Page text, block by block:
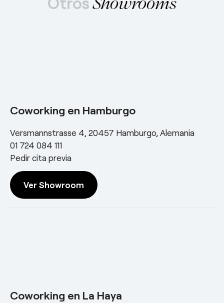
Coworking en Hamburgo
Versmannstrasse 4, 20457 Hamburgo, Alemania
01 724 084 111
Pedir cita previa
Ver Showroom
Coworking en La Haya